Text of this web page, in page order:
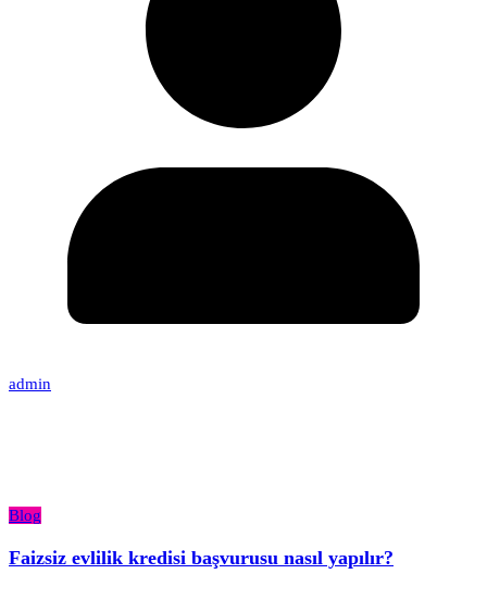
admin
Blog
Faizsiz evlilik kredisi başvurusu nasıl yapılır?